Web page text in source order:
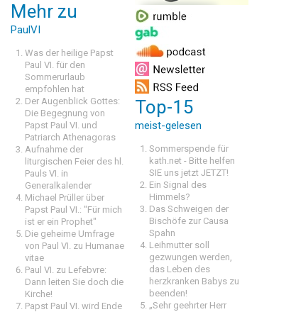
Mehr zu
PaulVI
Was der heilige Papst
Paul VI. für den
Sommerurlaub
empfohlen hat
Der Augenblick Gottes:
Die Begegnung von
Papst Paul VI. und
Patriarch Athenagoras
Aufnahme der
liturgischen Feier des hl.
Pauls VI. in
Generalkalender
Michael Prüller über
Papst Paul VI.: "Für mich
ist er ein Prophet"
Die geheime Umfrage
von Paul VI. zu Humanae
vitae
Paul VI. zu Lefebvre:
Dann leiten Sie doch die
Kirche!
Papst Paul VI. wird Ende
Top-15
meist-gelesen
Sommerspende für
kath.net - Bitte helfen
SIE uns jetzt JETZT!
Ein Signal des
Himmels?
Das Schweigen der
Bischöfe zur Causa
Spahn
Leihmutter soll
gezwungen werden,
das Leben des
herzkranken Babys zu
beenden!
„Sehr geehrter Herr